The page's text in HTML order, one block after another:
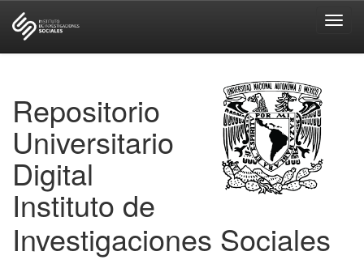
Repositorio
Universitario
Digital
Instituto de
Investigaciones Sociales